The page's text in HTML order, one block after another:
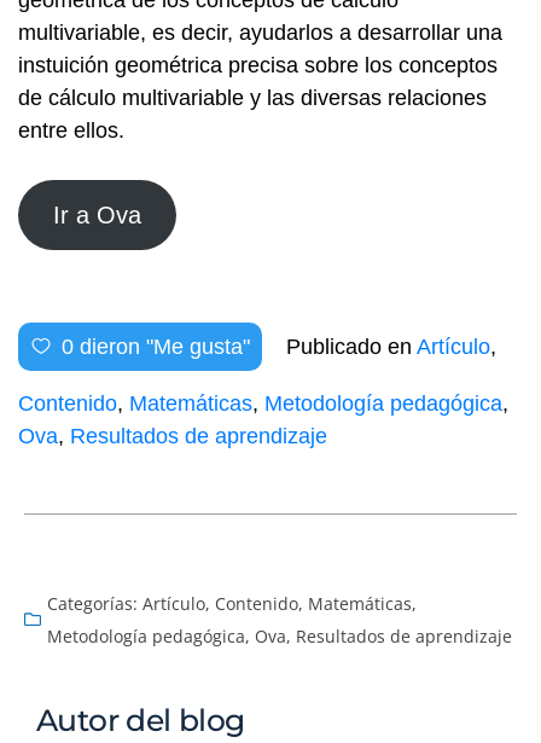
multivariable, es decir, ayudarlos a desarrollar una
instuición geométrica precisa sobre los conceptos
de cálculo multivariable y las diversas relaciones
entre ellos.
Ir a Ova
0 dieron "Me gusta" Publicado en Artículo,
Contenido, Matemáticas, Metodología pedagógica,
Ova, Resultados de aprendizaje
Categorías: Artículo, Contenido, Matemáticas,
Metodología pedagógica, Ova, Resultados de aprendizaje
Autor del blog